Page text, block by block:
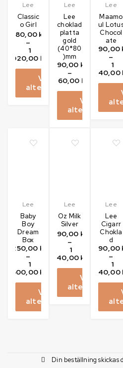
Lee
Classic
o Girl
180,00 kr
–
1
020,00 kr
Välj
alternativ
Lee
Lee
choklad
platta
gold
(40*80
)mm
190,00 kr
–
760,00 kr
Välj
alternativ
Lee
Maamo
ul
Chocol
ate
190,00
–
1
140,00
Lee
Baby
Boy
Dream
Box
250,00 kr
–
1
500,00 kr
Välj
alternativ
Lee
Oz Milk
Silver
190,00 kr
–
1
140,00 kr
Välj
alternativ
Lee
Lee
Cigarr
Chokla
d
190,00
–
1
140,00
Din beställning